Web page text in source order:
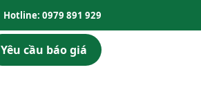
Hotline: 0979 891 929
Yêu cầu báo giá